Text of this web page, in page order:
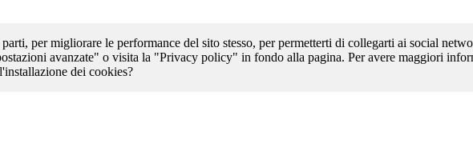
per migliorare le performance del sito stesso, per permetterti di collegarti ai social
avanzate" o visita la "Privacy policy" in fondo alla pagina. Per avere maggiori
dei cookies?